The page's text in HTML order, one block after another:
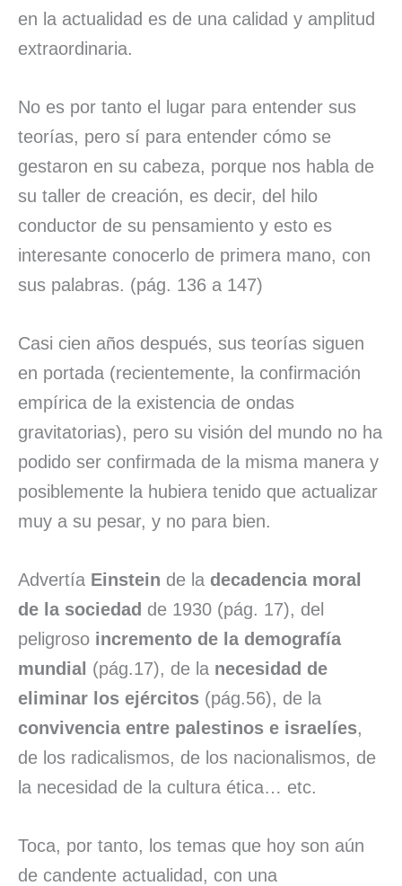
en la actualidad es de una calidad y amplitud
extraordinaria.
No es por tanto el lugar para entender sus
teorías, pero sí para entender cómo se
gestaron en su cabeza, porque nos habla de
su taller de creación, es decir, del hilo
conductor de su pensamiento y esto es
interesante conocerlo de primera mano, con
sus palabras. (pág. 136 a 147)
Casi cien años después, sus teorías siguen
en portada (recientemente, la confirmación
empírica de la existencia de ondas
gravitatorias), pero su visión del mundo no ha
podido ser confirmada de la misma manera y
posiblemente la hubiera tenido que actualizar
muy a su pesar, y no para bien.
Advertía Einstein de la decadencia moral
de la sociedad de 1930 (pág. 17), del
peligroso incremento de la demografía
mundial (pág.17), de la necesidad de
eliminar los ejércitos (pág.56), de la
convivencia entre palestinos e israelíes,
de los radicalismos, de los nacionalismos, de
la necesidad de la cultura ética… etc.
Toca, por tanto, los temas que hoy son aún
de candente actualidad, con una